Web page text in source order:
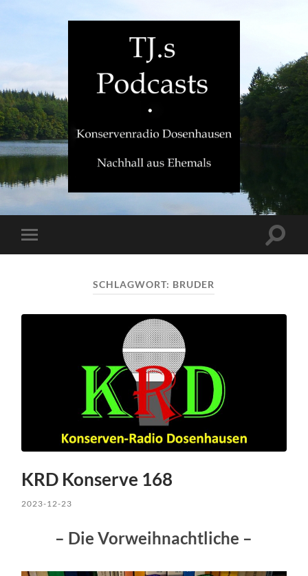
TJ.s
Mobile-
Menü
SCHLAGWORT: BRUDER
KRD Konserve 168
2023-12-23
– Die Vorweihnachtliche –